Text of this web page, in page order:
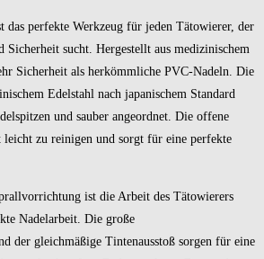
das perfekte Werkzeug für jeden Tätowierer, der
Sicherheit sucht. Hergestellt aus medizinischem
Sicherheit als herkömmliche PVC-Nadeln. Die
Edelstahl nach japanischem Standard
und sauber angeordnet. Die offene
zu reinigen und sorgt für eine perfekte
ist die Arbeit des Tätowierers
Nadelarbeit. Die große
der gleichmäßige Tintenausstoß sorgen für eine